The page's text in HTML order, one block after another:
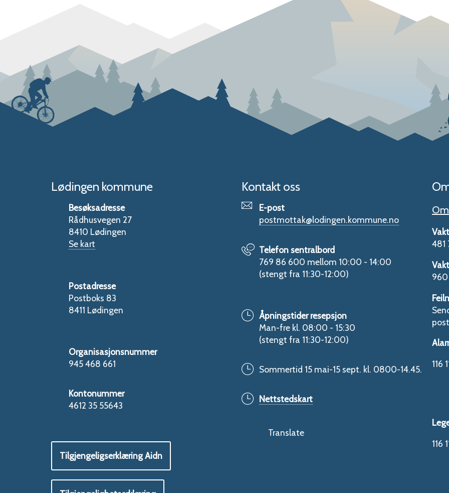
Lødingen kommune
Besøksadresse
Rådhusvegen 27
8410 Lødingen
Se kart
Postadresse
Postboks 83
8411 Lødingen
Organisasjonsnummer
945 468 661
Kontonummer
4612 35 55643
Tilgjengeligserklæring Aidn
Kontakt oss
E-post
postmottak@lodingen.kommune.no
Telefon sentralbord
769 86 600 mellom 10:00 - 14:00
(stengt fra 11:30-12:00)
Åpningstider resepsjon
Man-fre kl. 08:00 - 15:30
(stengt fra 11:30-12:00)
Sommertid 15 mai-15 sept. kl. 0800-14.45.
Nettstedskart
Translate
481
960
116
116